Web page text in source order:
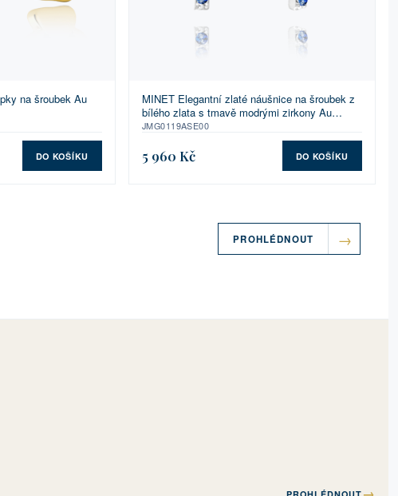
na šroubek Au
DO KOŠÍKU
MINET Elegantní zlaté náušnice na šroubek z
bílého zlata s tmavě modrými zirkony Au
585/1000 1,00g
JMG0119ASE00
5 960 Kč DO KOŠÍKU
PROHLÉDNOUT